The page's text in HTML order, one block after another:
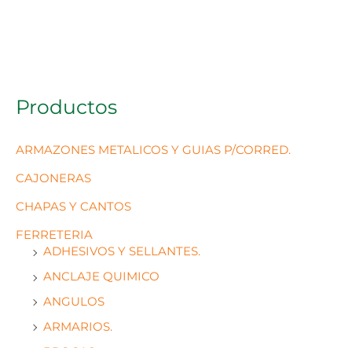
Productos
ARMAZONES METALICOS Y GUIAS P/CORRED.
CAJONERAS
CHAPAS Y CANTOS
FERRETERIA
ADHESIVOS Y SELLANTES.
ANCLAJE QUIMICO
ANGULOS
ARMARIOS.